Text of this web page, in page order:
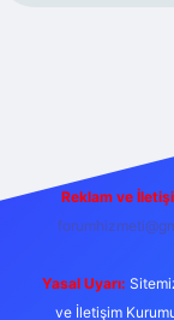
Reklam ve
Yasal Uyarı:
ve İletişim